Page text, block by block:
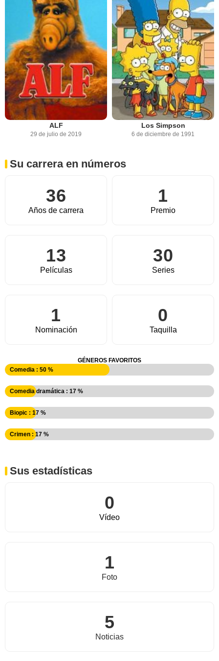
ALF
29 de julio de 2019
Los Simpson
6 de diciembre de 1991
Su carrera en números
36
Años de carrera
1
Premio
13
Películas
30
Series
1
Nominación
0
Taquilla
GÉNEROS FAVORITOS
Comedia : 50 %
Comedia dramática : 17 %
Biopic : 17 %
Crimen : 17 %
Sus estadísticas
0
Vídeo
1
Foto
5
Noticias